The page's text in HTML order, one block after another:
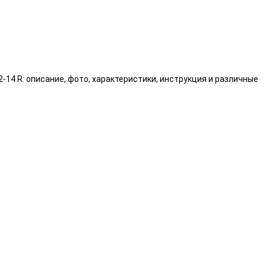
R: описание, фото, характеристики, инструкция и различные